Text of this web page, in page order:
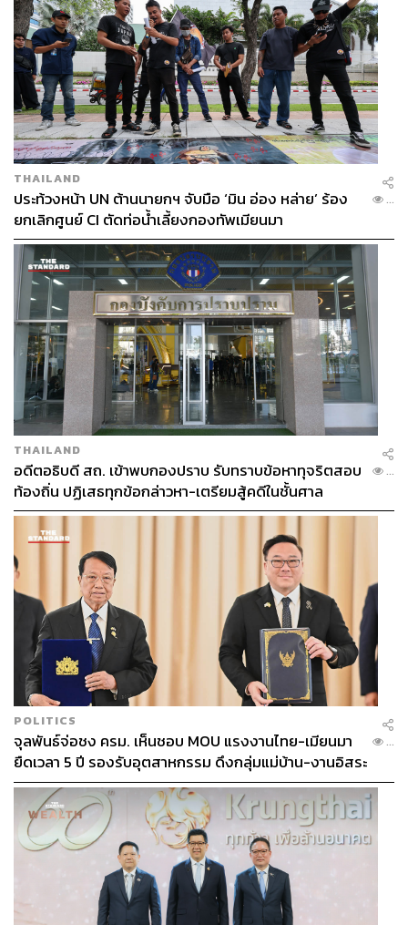
THAILAND
ประท้วงหน้า UN ต้านนายกฯ จับมือ ‘มิน อ่อง หล่าย’ ร้อง
ยกเลิกศูนย์ CI ตัดท่อน้ำเลี้ยงกองทัพเมียนมา
...
THAILAND
อดีตอธิบดี สถ. เข้าพบกองปราบ รับทราบข้อหาทุจริตสอบ
ท้องถิ่น ปฏิเสธทุกข้อกล่าวหา-เตรียมสู้คดีในชั้นศาล
...
POLITICS
จุลพันธ์จ่อชง ครม. เห็นชอบ MOU แรงงานไทย-เมียนมา
ยืดเวลา 5 ปี รองรับอุตสาหกรรม ดึงกลุ่มแม่บ้าน-งานอิสระ
เข้าสู่ระบบประกันสังคม
...